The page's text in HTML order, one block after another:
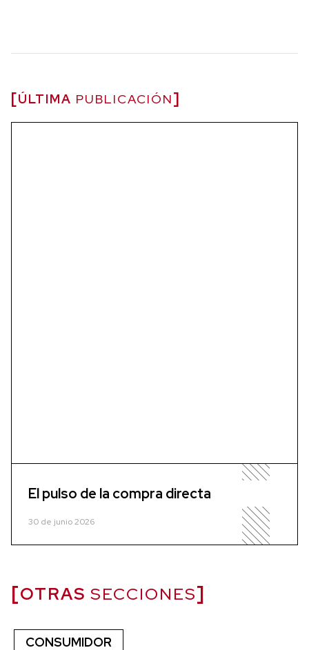
ÚLTIMA PUBLICACIÓN
El pulso de la compra directa
30 de junio 2026
OTRAS SECCIONES
CONSUMIDOR